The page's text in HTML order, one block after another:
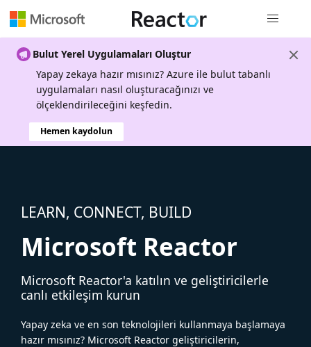
Bulut Yerel Uygulamaları Oluştur
Yapay zekaya hazır mısınız? Azure ile bulut tabanlı
uygulamaları nasıl oluşturacağınızı ve
ölçeklendirileceğini keşfedin.
Hemen kaydolun
LEARN, CONNECT, BUILD
Microsoft Reactor
Microsoft Reactor'a katılın ve geliştiricilerle
canlı etkileşim kurun
Yapay zeka ve en son teknolojileri kullanmaya başlamaya
hazır mısınız? Microsoft Reactor geliştiricilerin,